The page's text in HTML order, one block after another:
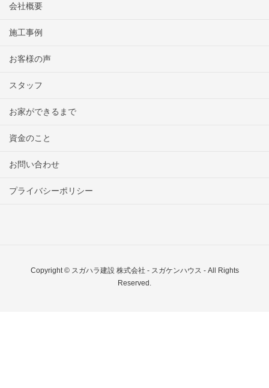
会社概要
施工事例
お客様の声
スタッフ
お家ができるまで
資金のこと
お問い合わせ
プライバシーポリシー
Copyright © スガハラ建設 株式会社 - スガケンハウス - All Rights
Reserved.